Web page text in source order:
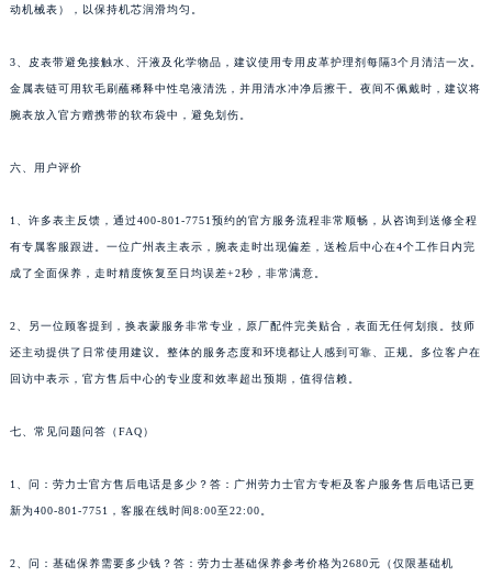
动机械表），以保持机芯润滑均匀。
3、皮表带避免接触水、汗液及化学物品，建议使用专用皮革护理剂每隔3个月清洁一次。
金属表链可用软毛刷蘸稀释中性皂液清洗，并用清水冲净后擦干。夜间不佩戴时，建议将
腕表放入官方赠携带的软布袋中，避免划伤。
六、用户评价
1、许多表主反馈，通过400-801-7751预约的官方服务流程非常顺畅，从咨询到送修全程
有专属客服跟进。一位广州表主表示，腕表走时出现偏差，送检后中心在4个工作日内完
成了全面保养，走时精度恢复至日均误差+2秒，非常满意。
2、另一位顾客提到，换表蒙服务非常专业，原厂配件完美贴合，表面无任何划痕。技师
还主动提供了日常使用建议。整体的服务态度和环境都让人感到可靠、正规。多位客户在
回访中表示，官方售后中心的专业度和效率超出预期，值得信赖。
七、常见问题问答（FAQ）
1、问：劳力士官方售后电话是多少？答：广州劳力士官方专柜及客户服务售后电话已更
新为400-801-7751，客服在线时间8:00至22:00。
2、问：基础保养需要多少钱？答：劳力士基础保养参考价格为2680元（仅限基础机